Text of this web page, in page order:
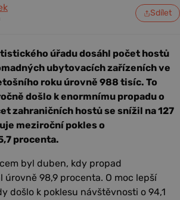
Sdílet
úřadu dosáhl počet hostů
ubytovacích zařízeních ve
roku úrovně 988 tisíc. To
došlo k enormnímu propadu o
zahraničních hostů se snížil na 127
meziroční pokles o
procenta.
byl duben, kdy propad
úrovně 98,9 procenta. O moc lepší
došlo k poklesu návštěvnosti o 94,1